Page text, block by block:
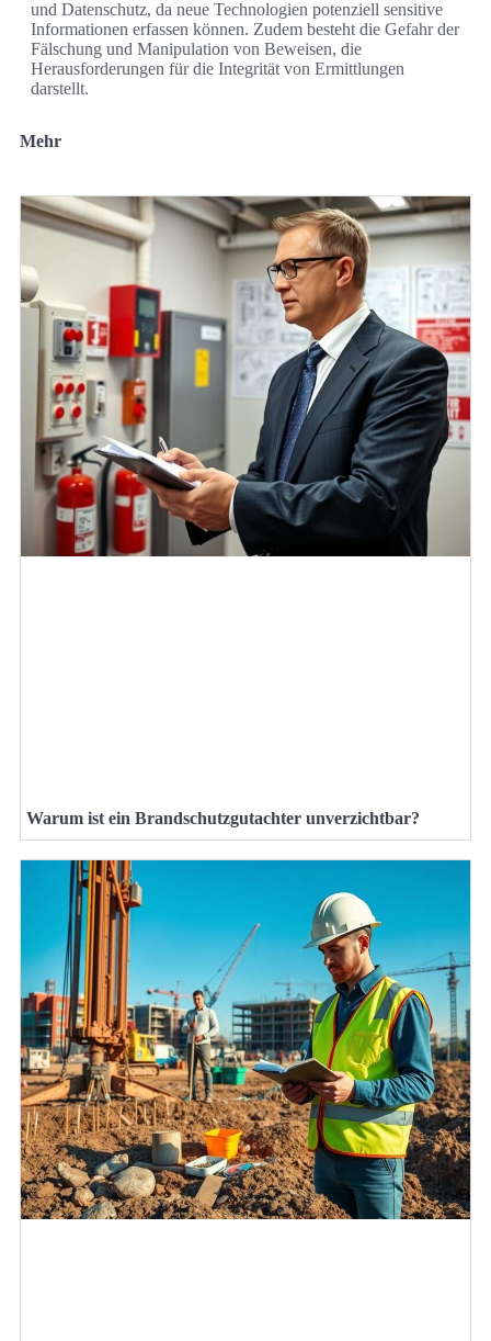
und Datenschutz, da neue Technologien potenziell sensitive
Informationen erfassen können. Zudem besteht die Gefahr der
Fälschung und Manipulation von Beweisen, die
Herausforderungen für die Integrität von Ermittlungen
darstellt.
Mehr
Warum ist ein Brandschutzgutachter unverzichtbar?